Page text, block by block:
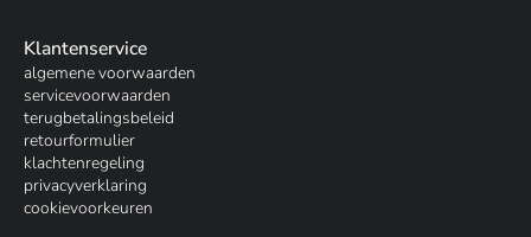
Klantenservice
algemene voorwaarden
servicevoorwaarden
terugbetalingsbeleid
retourformulier
klachtenregeling
privacyverklaring
cookievoorkeuren